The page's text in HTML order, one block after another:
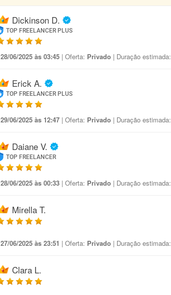
Dickinson D.
TOP FREELANCER PLUS
28/06/2025 às 03:45 | Oferta: Privado | Duração estimada:
Erick A.
TOP FREELANCER PLUS
29/06/2025 às 12:47 | Oferta: Privado | Duração estimada:
Daiane V.
TOP FREELANCER
28/06/2025 às 00:33 | Oferta: Privado | Duração estimada:
Mirella T.
27/06/2025 às 23:51 | Oferta: Privado | Duração estimada:
Clara L.